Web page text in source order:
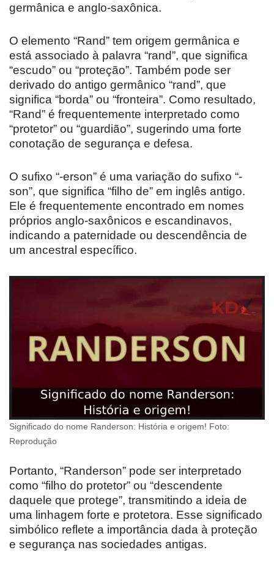
germânica e anglo-saxônica.
O elemento “Rand” tem origem germânica e
está associado à palavra “rand”, que significa
“escudo” ou “proteção”. Também pode ser
derivado do antigo germânico “rand”, que
significa “borda” ou “fronteira”. Como resultado,
“Rand” é frequentemente interpretado como
“protetor” ou “guardião”, sugerindo uma forte
conotação de segurança e defesa.
O sufixo “-erson” é uma variação do sufixo “-
son”, que significa “filho de” em inglês antigo.
Ele é frequentemente encontrado em nomes
próprios anglo-saxônicos e escandinavos,
indicando a paternidade ou descendência de
um ancestral específico.
Significado do nome Randerson: História e origem! Foto:
Reprodução
Portanto, “Randerson” pode ser interpretado
como “filho do protetor” ou “descendente
daquele que protege”, transmitindo a ideia de
uma linhagem forte e protetora. Esse significado
simbólico reflete a importância dada à proteção
e segurança nas sociedades antigas.